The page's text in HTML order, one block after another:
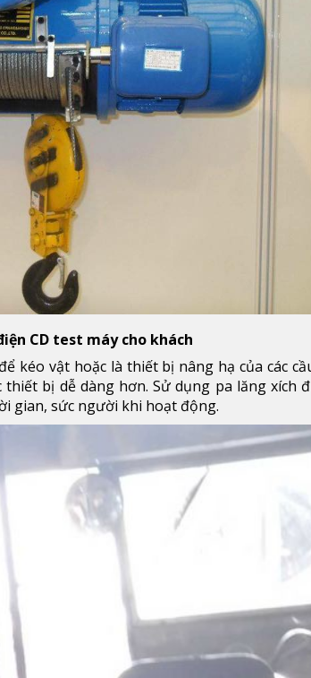
CD test máy cho khách
kéo vật hoặc là thiết bị nâng hạ của các
bị dễ dàng hơn. Sử dụng pa lăng xích
gian, sức người khi hoạt động.